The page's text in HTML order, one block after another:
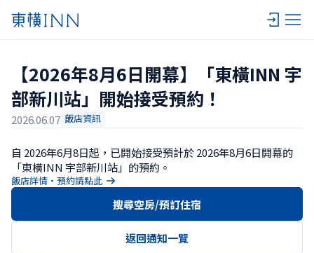
【2026年8月6日開幕】「東橫INN 宇
部新川站」開始接受預約！
2026.06.07 飯店資訊
自 2026年6月8日起，已開始接受預計於 2026年8月6日開幕的
「東橫INN 宇部新川站」的預約。
飯店詳情・預約請點此
搜尋空房/預訂住宿
返回通知一覽